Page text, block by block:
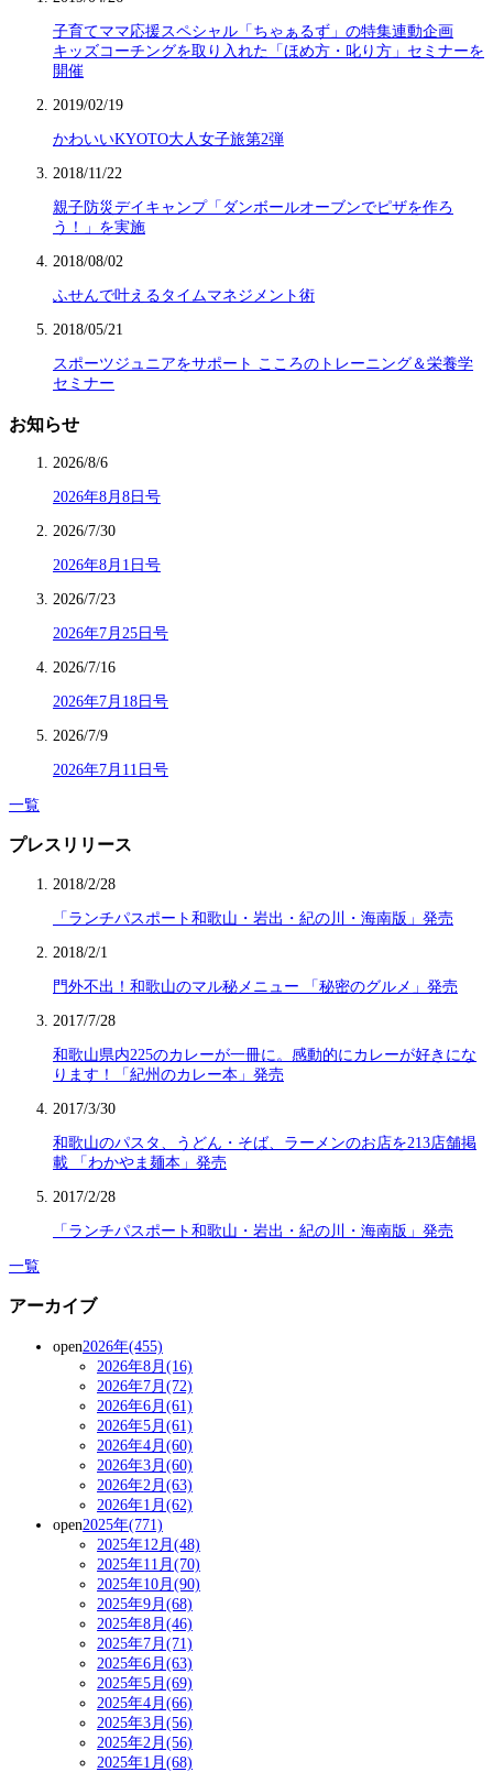
子育てママ応援スペシャル「ちゃぁるず」の特集連動企画
キッズコーチングを取り入れた「ほめ方・叱り方」セミナーを
開催
2019/02/19
かわいいKYOTO大人女子旅第2弾
2018/11/22
親子防災デイキャンプ「ダンボールオーブンでピザを作ろ
う！」を実施
2018/08/02
ふせんで叶えるタイムマネジメント術
2018/05/21
スポーツジュニアをサポート こころのトレーニング＆栄養学
セミナー
お知らせ
2026/8/6
2026年8月8日号
2026/7/30
2026年8月1日号
2026/7/23
2026年7月25日号
2026/7/16
2026年7月18日号
2026/7/9
2026年7月11日号
一覧
プレスリリース
2018/2/28
「ランチパスポート和歌山・岩出・紀の川・海南版」発売
2018/2/1
門外不出！和歌山のマル秘メニュー 「秘密のグルメ」発売
2017/7/28
和歌山県内225のカレーが一冊に。感動的にカレーが好きにな
ります！「紀州のカレー本」発売
2017/3/30
和歌山のパスタ、うどん・そば、ラーメンのお店を213店舗掲
載 「わかやま麺本」発売
2017/2/28
「ランチパスポート和歌山・岩出・紀の川・海南版」発売
一覧
アーカイブ
open2026年(455)
2026年8月(16)
2026年7月(72)
2026年6月(61)
2026年5月(61)
2026年4月(60)
2026年3月(60)
2026年2月(63)
2026年1月(62)
open2025年(771)
2025年12月(48)
2025年11月(70)
2025年10月(90)
2025年9月(68)
2025年8月(46)
2025年7月(71)
2025年6月(63)
2025年5月(69)
2025年4月(66)
2025年3月(56)
2025年2月(56)
2025年1月(68)